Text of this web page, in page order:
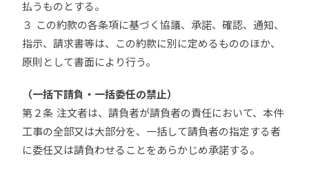
払うものとする。
３ この約款の各条項に基づく協議、承諾、確認、通知、
指示、請求書等は、この約款に別に定めるもののほか、
原則として書面により行う。
（一括下請負・一括委任の禁止）
第２条 注文者は、請負者が請負者の責任において、本件
工事の全部又は大部分を、一括して請負者の指定する者
に委任又は請負わせることをあらかじめ承諾する。